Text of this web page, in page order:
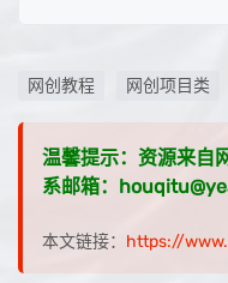
网创教程 网创项目类
温馨提示：资源来自
系邮箱：
本文链接： https://